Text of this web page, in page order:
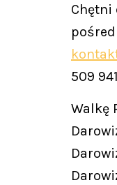
Chętni
509
Walkę